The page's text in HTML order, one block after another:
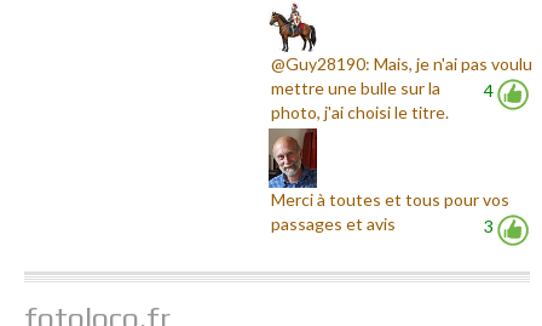
4
@Guy28190: Mais, je n'ai pas voulu
mettre une bulle sur la
photo, j'ai choisi le titre.
3
Merci à toutes et tous pour vos
passages et avis
fotoloco.fr